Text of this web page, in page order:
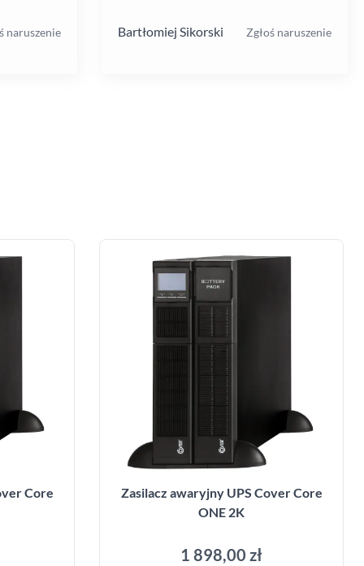
naruszenie
Jakość i rodzaj stosowanych
Bartłomiej Sikorski Zgłoś naruszenie
Core
Zasilacz awaryjny UPS Cover Core
ONE 2K
1 898,00 zł